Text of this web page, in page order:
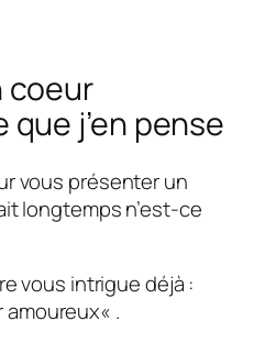
coeur
j’en pense
vous présenter un
longtemps n’est-ce
vous intrigue déjà :
« .